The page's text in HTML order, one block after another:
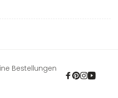
Bestellungen
Facebook
Pinterest